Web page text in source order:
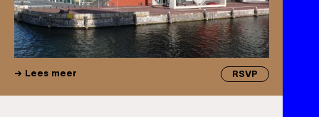
Lees meer RSVP